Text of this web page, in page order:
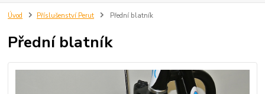
Úvod Příslušenství Perut Přední blatník
Přední blatník